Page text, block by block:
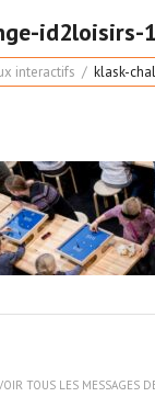
id2loisirs-1
interactifs klask-
TOUS LES MESSAGES